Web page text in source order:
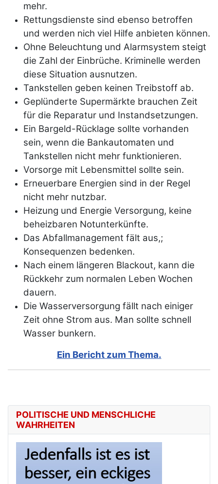
mehr.
Rettungsdienste sind ebenso betroffen
und werden nich viel Hilfe anbieten können.
Ohne Beleuchtung und Alarmsystem steigt
die Zahl der Einbrüche. Kriminelle werden
diese Situation ausnutzen.
Tankstellen geben keinen Treibstoff ab.
Geplünderte Supermärkte brauchen Zeit
für die Reparatur und Instandsetzungen.
Ein Bargeld-Rücklage sollte vorhanden
sein, wenn die Bankautomaten und
Tankstellen nicht mehr funktionieren.
Vorsorge mit Lebensmittel sollte sein.
Erneuerbare Energien sind in der Regel
nicht mehr nutzbar.
Heizung und Energie Versorgung, keine
beheizbaren Notunterkünfte.
Das Abfallmanagement fält aus,;
Konsequenzen bedenken.
Nach einem längeren Blackout, kann die
Rückkehr zum normalen Leben Wochen
dauern.
Die Wasserversorgung fällt nach einiger
Zeit ohne Strom aus. Man sollte schnell
Wasser bunkern.
Ein Bericht zum Thema.
POLITISCHE UND MENSCHLICHE
WAHRHEITEN